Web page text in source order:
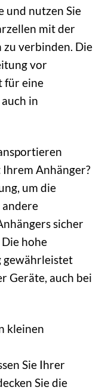
und nutzen Sie
mit der
verbinden. Die
vor
für eine
in
Anhänger?
um die
andere
sicher
hohe
gewährleistet
Geräte, auch bei
kleinen
Sie Ihrer
Sie die